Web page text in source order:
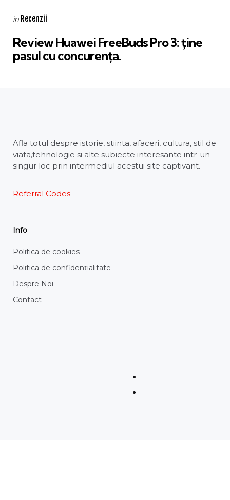
Categories
Posted
in Recenzii
Review Huawei FreeBuds Pro 3: ține
pasul cu concurența.
Afla totul despre istorie, stiinta, afaceri, cultura, stil de
viata,tehnologie si alte subiecte interesante intr-un
singur loc prin intermediul acestui site captivant.
Referral Codes
Info
Politica de cookies
Politica de confidențialitate
Despre Noi
Contact